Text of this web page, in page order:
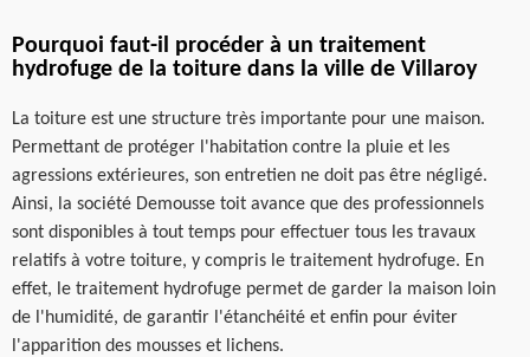
Pourquoi faut-il procéder à un traitement
hydrofuge de la toiture dans la ville de Villaroy
La toiture est une structure très importante pour une maison.
Permettant de protéger l'habitation contre la pluie et les
agressions extérieures, son entretien ne doit pas être négligé.
Ainsi, la société Demousse toit avance que des professionnels
sont disponibles à tout temps pour effectuer tous les travaux
relatifs à votre toiture, y compris le traitement hydrofuge. En
effet, le traitement hydrofuge permet de garder la maison loin
de l'humidité, de garantir l'étanchéité et enfin pour éviter
l'apparition des mousses et lichens.